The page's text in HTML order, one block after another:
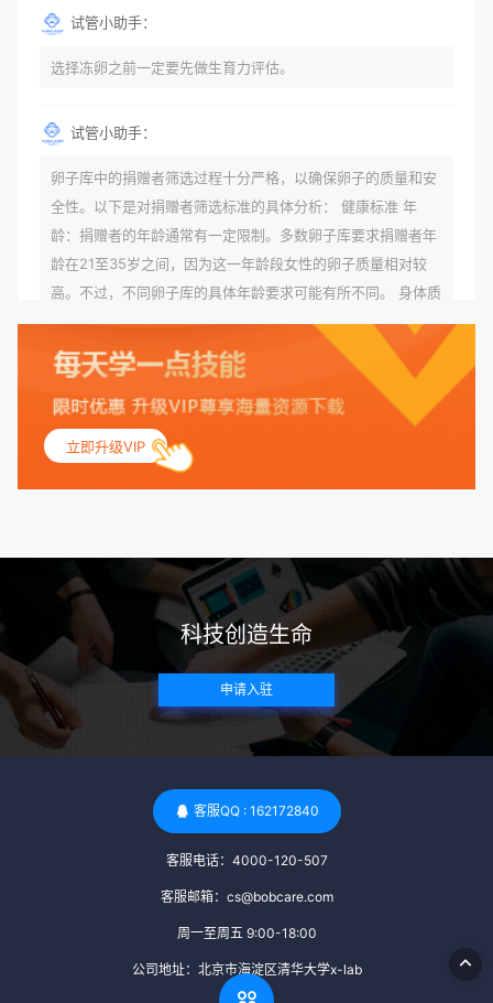
试管小助手：
选择冻卵之前一定要先做生育力评估。
试管小助手：
卵子库中的捐赠者筛选过程十分严格，以确保卵子的质量和安
全性。以下是对捐赠者筛选标准的具体分析： 健康标准 年
龄：捐赠者的年龄通常有一定限制。多数卵子库要求捐赠者年
龄在21至35岁之间，因为这一年龄段女性的卵子质量相对较
高。不过，不同卵子库的具体年龄要求可能有所不同。 身体质
量指数（BMI）：捐赠者的BMI通常需要在正常范围内，以确
保其身体健康状况良好。过高的BMI可能与多种健康问题相关
联，包括不孕症和妊娠并发症。 生殖健康：捐赠者需要有规律
的月经期，无生殖障碍或异常问题。此外，还需要进行详细的
妇科检查，以确保其生殖系统的健康。 遗传病史与家族病史：
捐赠者及其家庭成员需要无严重的遗传病史、精神病史和传染
病史。这通常需要通过基因检测、家族史调查和医疗记录审查
带任何可传染给受卵者的病原体。 药物与生活习惯：捐赠者需
要是非尼古丁使用者、非吸烟者、非吸毒者，并且未使用可能
影响卵子质量的药物，如某些精神药物和避孕植入物。 学历与
心理标准 学历要求：部分卵子库对捐赠者的学历有一定要求，
但这并非普遍标准。一些卵子库可能更倾向于选择受过高等教
育的女性作为捐赠者，但这并不是绝对的筛选条件。 心理状态
评估：捐赠者需要进行心理状态评估，以确定其对捐赠过程的
于确保捐赠者在捐赠过程中保持积极的心态，并理解其捐赠行
为的意义。 其他标准 责任心与沟通能力：由于捐卵过程的时
间不确定性，捐赠者需要有责任心，善于沟通，并尊重预约和
时间表。这有助于确保捐赠周期的顺利进行，并保障受卵者的
明等材料，并接受卵子库的全面审查和评估。 综上所述，卵子
立即升级VIP
科技创造生命
申请入驻
客服QQ : 162172840
客服电话：4000-120-507
客服邮箱：cs@bobcare.com
周一至周五 9:00-18:00
公司地址：北京市海淀区清华大学x-lab